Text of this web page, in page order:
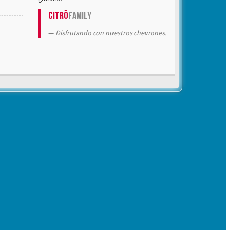
CitröFamily
Disfrutando con nuestros chevrones.